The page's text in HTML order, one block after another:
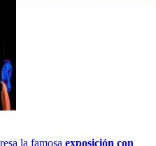
la famosa exposición con